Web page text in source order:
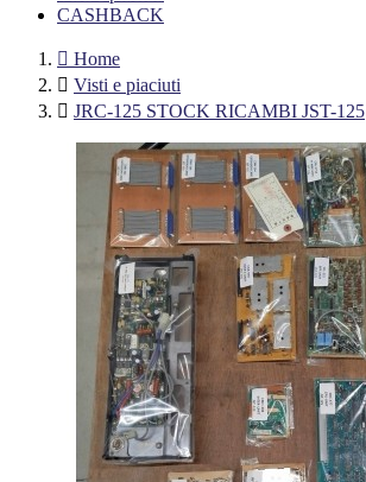
CASHBACK
 Home
 Visti e piaciuti
 JRC-125 STOCK RICAMBI JST-125